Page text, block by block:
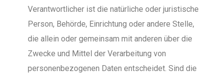
Verantwortlicher ist die natürliche oder juristische
Person, Behörde, Einrichtung oder andere Stelle,
die allein oder gemeinsam mit anderen über die
Zwecke und Mittel der Verarbeitung von
personenbezogenen Daten entscheidet. Sind die